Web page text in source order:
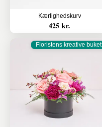
Kærlighedskurv
425 kr.
Floristens kreative buket